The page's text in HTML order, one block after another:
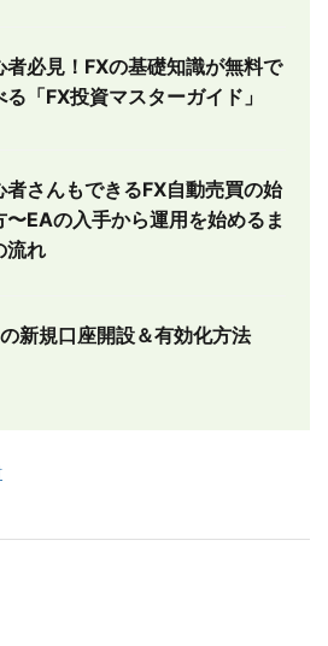
者必見！FXの基礎知識が無料で
る「FX投資マスターガイド」
者さんもできるFX自動売買の始
〜EAの入手から運用を始めるま
流れ
新規口座開設＆有効化方法